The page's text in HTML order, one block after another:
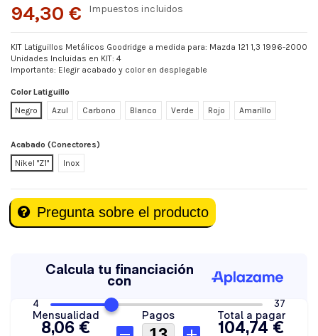
94,30 € Impuestos incluidos
KIT Latiguillos Metálicos Goodridge a medida para: Mazda 121 1,3 1996-2000
Unidades Incluidas en KIT: 4
Importante: Elegir acabado y color en desplegable
Color Latiguillo
Negro
Azul Carbono Blanco Verde Rojo Amarillo
Acabado (Conectores)
Nikel "Z1"
Inox
Pregunta sobre el producto